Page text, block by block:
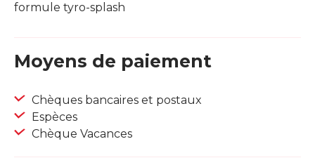
formule tyro-splash
Moyens de paiement
Chèques bancaires et postaux
Espèces
Chèque Vacances